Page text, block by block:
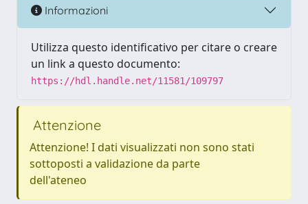
Informazioni
Utilizza questo identificativo per citare o creare
un link a questo documento:
https://hdl.handle.net/11581/109797
Attenzione
Attenzione! I dati visualizzati non sono stati
sottoposti a validazione da parte
dell'ateneo